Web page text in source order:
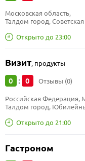
Открыто до 23:00
Московская область,
Талдом город,
Визит, продукты
0 : 0 Отзывы (0)
Открыто до 21:00
Российская Федерация,
Талдом город,
Гастроном